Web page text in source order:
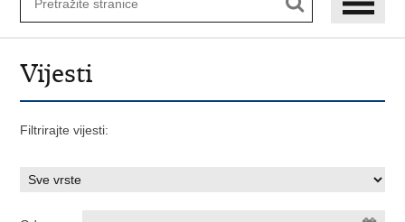
Vijesti
Filtrirajte vijesti: